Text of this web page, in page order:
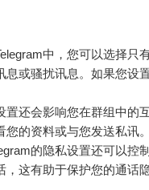
中，您可以选择
或骚扰讯息。如果您设
置还会影响您在群组中的
的资料或与您发送私讯
的隐私设置还可以控
这有助于保护您的通话隐